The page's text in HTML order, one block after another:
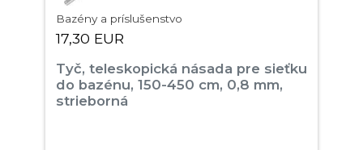
Bazény a príslušenstvo
17,30 EUR
Tyč, teleskopická násada pre sieťku
do bazénu, 150-450 cm, 0,8 mm,
strieborná